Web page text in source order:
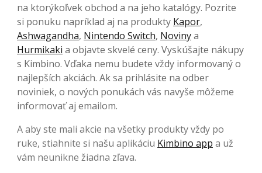
na ktorýkoľvek obchod a na jeho katalógy. Pozrite
si ponuku napríklad aj na produkty Kapor,
Ashwagandha, Nintendo Switch, Novinya
Hurmikaki a objavte skvelé ceny. Vyskúšajte nákupy
s Kimbino. Vďaka nemu budete vždy informovaný o
najlepších akciách. Ak sa prihlásite na odber
noviniek, o nových ponukách vás navyše môžeme
informovať aj emailom.
A aby ste mali akcie na všetky produkty vždy po
ruke, stiahnite si našu aplikáciu Kimbino app a už
vám neunikne žiadna zľava.